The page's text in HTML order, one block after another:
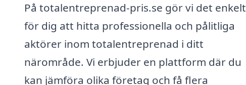
På totalentreprenad-pris.se gör vi det enkelt
för dig att hitta professionella och pålitliga
aktörer inom totalentreprenad i ditt
närområde. Vi erbjuder en plattform där du
kan jämföra olika företag och få flera